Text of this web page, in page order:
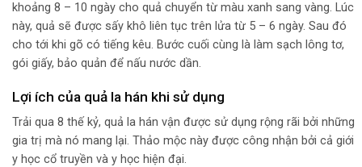
khoảng 8 – 10 ngày cho quả chuyển từ màu xanh sang vàng. Lúc
này, quả sẽ được sấy khô liên tục trên lửa từ 5 – 6 ngày. Sau đó
cho tới khi gõ có tiếng kêu. Bước cuối cùng là làm sạch lông tơ,
gói giấy, bảo quản để nấu nước dần.
Lợi ích của quả la hán khi sử dụng
Trải qua 8 thế kỷ, quả la hán vận được sử dụng rộng rãi bởi những
gia trị mà nó mang lại. Thảo mộc này được công nhận bởi cả giới
y học cổ truyền và y học hiện đại.